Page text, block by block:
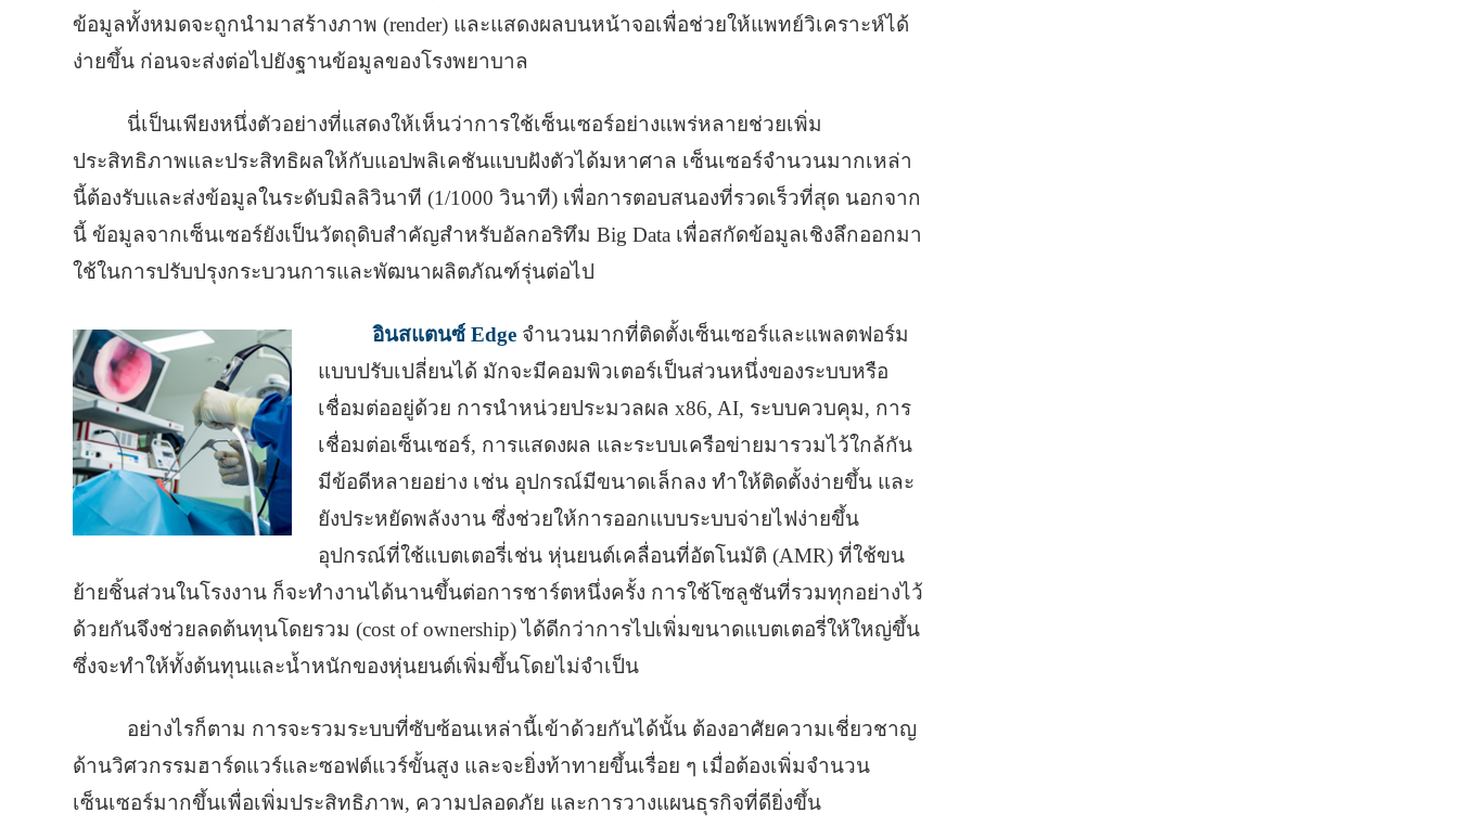
ข้อมูลทั้งหมดจะถูกนำมาสร้างภาพ (render) และแสดงผลบนหน้าจอเพื่อช่วยให้แพทย์วิเคราะห์ได้
ง่ายขึ้น ก่อนจะส่งต่อไปยังฐานข้อมูลของโรงพยาบาล
นี่เป็นเพียงหนึ่งตัวอย่างที่แสดงให้เห็นว่าการใช้เซ็นเซอร์อย่างแพร่หลายช่วยเพิ่ม
ประสิทธิภาพและประสิทธิผลให้กับแอปพลิเคชันแบบฝังตัวได้มหาศาล เซ็นเซอร์จำนวนมากเหล่า
นี้ต้องรับและส่งข้อมูลในระดับมิลลิวินาที (1/1000 วินาที) เพื่อการตอบสนองที่รวดเร็วที่สุด นอกจาก
นี้ ข้อมูลจากเซ็นเซอร์ยังเป็นวัตถุดิบสำคัญสำหรับอัลกอริทึม Big Data เพื่อสกัดข้อมูลเชิงลึกออกมา
ใช้ในการปรับปรุงกระบวนการและพัฒนาผลิตภัณฑ์รุ่นต่อไป
อินสแตนซ์ Edge จำนวนมากที่ติดตั้งเซ็นเซอร์และแพลตฟอร์ม
แบบปรับเปลี่ยนได้ มักจะมีคอมพิวเตอร์เป็นส่วนหนึ่งของระบบหรือ
เชื่อมต่ออยู่ด้วย การนำหน่วยประมวลผล x86, AI, ระบบควบคุม, การ
เชื่อมต่อเซ็นเซอร์, การแสดงผล และระบบเครือข่ายมารวมไว้ใกล้กัน
มีข้อดีหลายอย่าง เช่น อุปกรณ์มีขนาดเล็กลง ทำให้ติดตั้งง่ายขึ้น และ
ยังประหยัดพลังงาน ซึ่งช่วยให้การออกแบบระบบจ่ายไฟง่ายขึ้น
อุปกรณ์ที่ใช้แบตเตอรี่เช่น หุ่นยนต์เคลื่อนที่อัตโนมัติ (AMR) ที่ใช้ขน
ย้ายชิ้นส่วนในโรงงาน ก็จะทำงานได้นานขึ้นต่อการชาร์ตหนึ่งครั้ง การใช้โซลูชันที่รวมทุกอย่างไว้
ด้วยกันจึงช่วยลดต้นทุนโดยรวม (cost of ownership) ได้ดีกว่าการไปเพิ่มขนาดแบตเตอรี่ให้ใหญ่ขึ้น
ซึ่งจะทำให้ทั้งต้นทุนและน้ำหนักของหุ่นยนต์เพิ่มขึ้นโดยไม่จำเป็น
อย่างไรก็ตาม การจะรวมระบบที่ซับซ้อนเหล่านี้เข้าด้วยกันได้นั้น ต้องอาศัยความเชี่ยวชาญ
ด้านวิศวกรรมฮาร์ดแวร์และซอฟต์แวร์ขั้นสูง และจะยิ่งท้าทายขึ้นเรื่อย ๆ เมื่อต้องเพิ่มจำนวน
เซ็นเซอร์มากขึ้นเพื่อเพิ่มประสิทธิภาพ, ความปลอดภัย และการวางแผนธุรกิจที่ดียิ่งขึ้น